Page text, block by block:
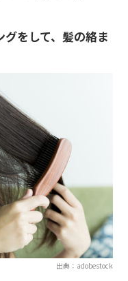
グをして、髪の絡ま
出典：adobestock